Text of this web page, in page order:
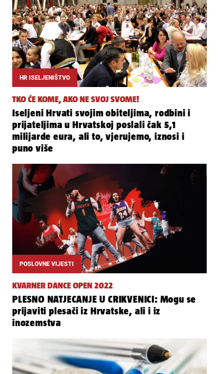
HR ISELJENIŠTVO
TKO ĆE KOME, AKO NE SVOJ SVOME!
Iseljeni Hrvati svojim obiteljima, rodbini i
prijateljima u Hrvatskoj poslali čak 5,1
milijarde eura, ali to, vjerujemo, iznosi i
puno više
POSLOVNE VIJESTI
KVARNER DANCE OPEN 2022
PLESNO NATJECANJE U CRIKVENICI: Mogu se
prijaviti plesači iz Hrvatske, ali i iz
inozemstva